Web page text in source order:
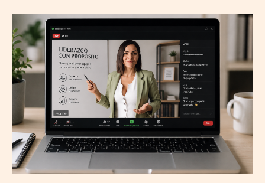
Ivonne
Rando
lanza
un
taller
online
para
ayudar
a
emprendedores
y
networkers
a